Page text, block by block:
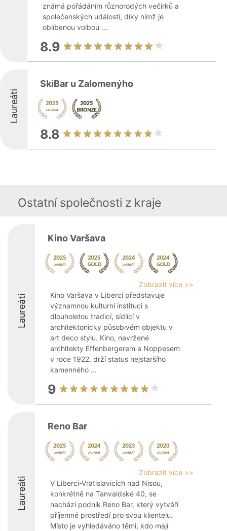
známá pořádáním různorodých večírků a
společenských událostí, díky nimž je
oblíbenou volbou ...
8.9
Laureáti
SkiBar u Zalomenýho
8.8
Ostatní společnosti z kraje
Laureáti
Kino Varšava
Zobrazit více >>
Kino Varšava v Liberci představuje
významnou kulturní instituci s
dlouholetou tradicí, sídlící v
architektonicky působivém objektu v
art deco stylu. Kino, navržené
architekty Effenbergerem a Noppesem
v roce 1922, drží status nejstaršího
kamenného ...
9
Laureáti
Reno Bar
Zobrazit více >>
V Liberci-Vratislavicích nad Nisou,
konkrétně na Tanvaldské 40, se
nachází podnik Reno Bar, který vytváří
příjemné prostředí pro svou klientelu.
Místo je vyhledáváno těmi, kdo mají